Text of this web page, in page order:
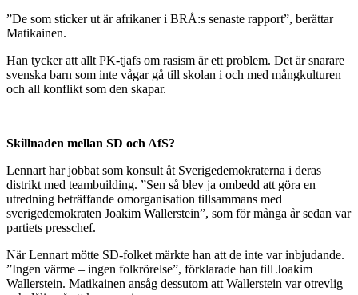
”De som sticker ut är afrikaner i BRÅ:s senaste rapport”, berättar
Matikainen.
Han tycker att allt PK-tjafs om rasism är ett problem. Det är snarare
svenska barn som inte vågar gå till skolan i och med mångkulturen
och all konflikt som den skapar.
Skillnaden mellan SD och AfS?
Lennart har jobbat som konsult åt Sverigedemokraterna i deras
distrikt med teambuilding. ”Sen så blev ja ombedd att göra en
utredning beträffande omorganisation tillsammans med
sverigedemokraten Joakim Wallerstein”, som för många år sedan var
partiets presschef.
När Lennart mötte SD-folket märkte han att de inte var inbjudande.
”Ingen värme – ingen folkrörelse”, förklarade han till Joakim
Wallerstein. Matikainen ansåg dessutom att Wallerstein var otrevlig